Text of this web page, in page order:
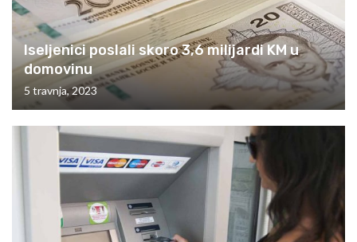
Iseljenici poslali skoro 3,6 milijardi KM u
domovinu
5 travnja, 2023